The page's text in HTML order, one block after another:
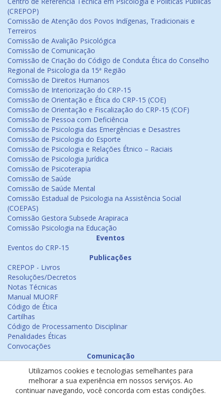
(CREPOP)
Comissão de Atenção dos Povos Indígenas, Tradicionais e
Terreiros
Comissão de Avalição Psicológica
Comissão de Comunicação
Comissão de Criação do Código de Conduta Ética do Conselho
Regional de Psicologia da 15ª Região
Comissão de Direitos Humanos
Comissão de Interiorização do CRP-15
Comissão de Orientação e Ética do CRP-15 (COE)
Comissão de Orientação e Fiscalização do CRP-15 (COF)
Comissão de Pessoa com Deficiência
Comissão de Psicologia das Emergências e Desastres
Comissão de Psicologia do Esporte
Comissão de Psicologia e Relações Étnico – Raciais
Comissão de Psicologia Jurídica
Comissão de Psicoterapia
Comissão de Saúde
Comissão de Saúde Mental
Comissão Estadual de Psicologia na Assistência Social
(COEPAS)
Comissão Gestora Subsede Arapiraca
Comissão Psicologia na Educação
Eventos
Eventos do CRP-15
Publicações
CREPOP - Livros
Resoluções/Decretos
Notas Técnicas
Manual MUORF
Código de Ética
Cartilhas
Código de Processamento Disciplinar
Penalidades Éticas
Convocações
Comunicação
Emissão de Certificados
Psicologia na Mídia
Utilizamos cookies e tecnologias semelhantes para
melhorar a sua experiência em nossos serviços. Ao
continuar navegando, você concorda com estas condições.